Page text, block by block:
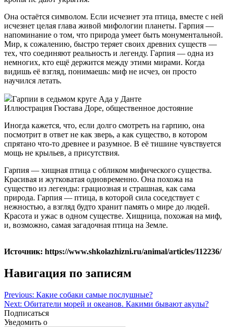
Она остаётся символом. Если исчезнет эта птица, вместе с ней
исчезнет целая глава живой мифологии планеты. Гарпия —
напоминание о том, что природа умеет быть монументальной.
Мир, к сожалению, быстро теряет своих древних существ —
тех, что соединяют реальность и легенду. Гарпия — одна из
немногих, кто ещё держится между этими мирами. Когда
видишь её взгляд, понимаешь: миф не исчез, он просто
научился летать.
Гарпии в седьмом круге Ада у Данте
Иллюстрация Гюстава Доре, общественное достояние
Иногда кажется, что, если долго смотреть на гарпию, она
посмотрит в ответ не как зверь, а как существо, в котором
спрятано что-то древнее и разумное. В её тишине чувствуется
мощь не крыльев, а присутствия.
Гарпия — хищная птица с обликом мифического существа.
Красивая и жутковатая одновременно. Она похожа на
существо из легенды: грациозная и страшная, как сама
природа. Гарпия — птица, в которой сила соседствует с
нежностью, а взгляд будто хранит память о мире до людей.
Красота и ужас в одном существе. Хищница, похожая на миф,
и, возможно, самая загадочная птица на Земле.
Источник: https://www.shkolazhizni.ru/animal/articles/112236/
Навигация по записям
Previous: Какие собаки самые послушные?
Next: Обитатели морей и океанов. Какими бывают акулы?
Подписаться
Уведомить о